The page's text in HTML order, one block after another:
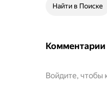
Найти в Поиске
Комментарии
Войдите, чтобы